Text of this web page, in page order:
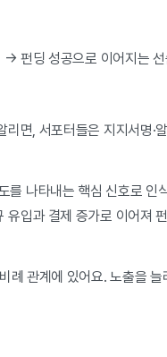
펀딩 성공으로 이어지는
면, 서포터들은 지지서명·
를 나타내는 핵심 신호로 인
입과 결제 증가로 이어져
례 관계에 있어요. 노출을